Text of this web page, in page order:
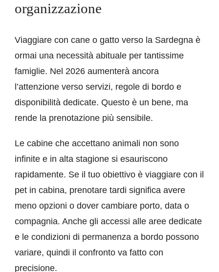
organizzazione
Viaggiare con cane o gattoverso la Sardegna è
ormai una necessità abituale per tantissime
famiglie. Nel 2026 aumenterà ancora
l’attenzione verso servizi, regole di bordo e
disponibilità dedicate. Questo è un bene, ma
rende la prenotazione più sensibile.
Le cabine che accettano animali non sono
infinite e in alta stagione si esauriscono
rapidamente. Se il tuo obiettivo è viaggiare con il
pet in cabina, prenotare tardi significa avere
meno opzioni o dover cambiare porto, data o
compagnia. Anche gli accessi alle aree dedicate
e le condizioni di permanenza a bordo possono
variare, quindi il confronto va fatto con
precisione.